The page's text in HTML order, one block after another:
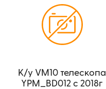
К/у VM10 телескопа
YPM_BD012 c 2018г